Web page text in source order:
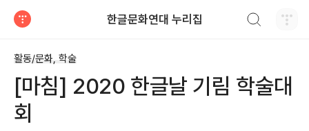
한글문화연대 누리집
활동/문화, 학술
[마침] 2020 한글날 기림 학술대
회